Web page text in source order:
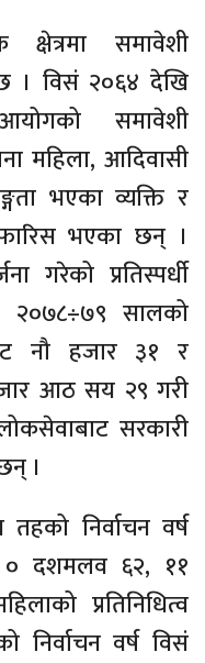
समावेशी
छ । विसं २०६४ देखि
समावेशी
महिला, आदिवासी
भएका व्यक्ति र
भएका छन् ।
गरेको प्रतिस्पर्धी
२०७८÷७९ सालको
नौ हजार ३१ र
आठ सय २९ गरी
सरकारी
।
तहको निर्वाचन वर्ष
० दशमलव ६२, ११
प्रतिनिधित्व
निर्वाचन वर्ष विसं